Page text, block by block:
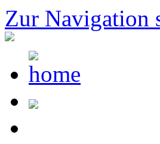
Zur Navigation